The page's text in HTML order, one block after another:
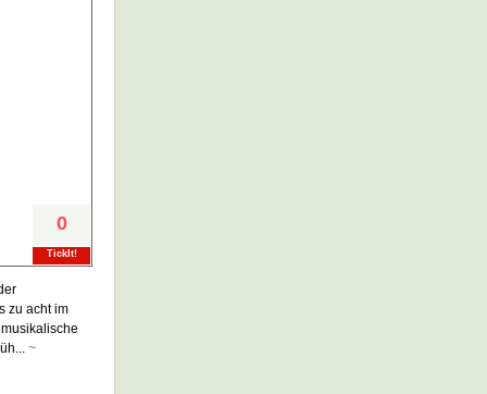
0
TickIt!
zu acht im
~